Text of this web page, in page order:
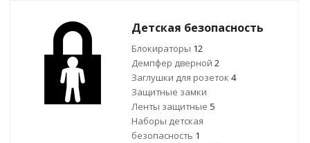
Детская безопасность
Блокираторы 12
Демпфер дверной 2
Заглушки для розеток 4
Защитные замки
Ленты защитные 5
Наборы детская
безопасность 1